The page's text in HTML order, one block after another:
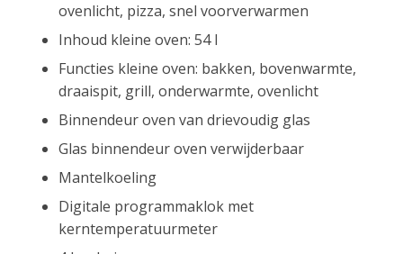
ovenlicht, pizza, snel voorverwarmen
Inhoud kleine oven: 54 l
Functies kleine oven: bakken, bovenwarmte,
draaispit, grill, onderwarmte, ovenlicht
Binnendeur oven van drievoudig glas
Glas binnendeur oven verwijderbaar
Mantelkoeling
Digitale programmaklok met
kerntemperatuurmeter